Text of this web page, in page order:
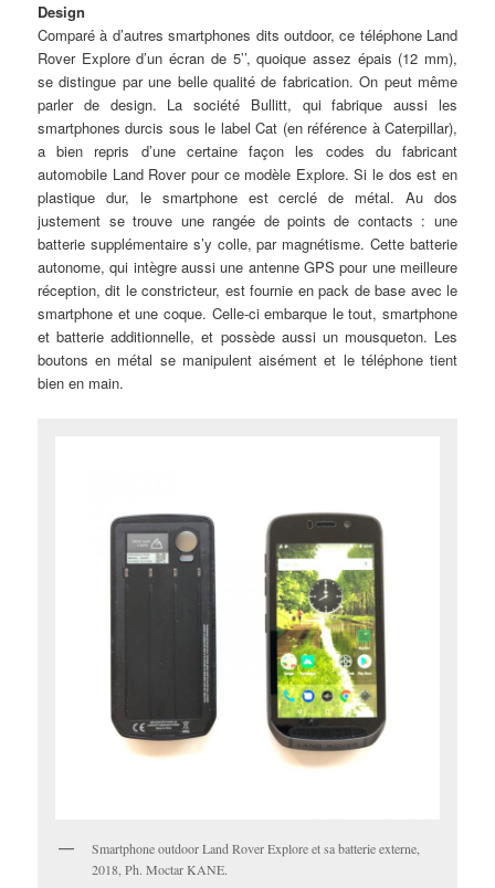
Design
Comparé à d’autres smartphones dits outdoor, ce téléphone Land
Rover Explore d’un écran de 5’’, quoique assez épais (12 mm),
se distingue par une belle qualité de fabrication. On peut même
parler de design. La société Bullitt, qui fabrique aussi les
smartphones durcis sous le label Cat (en référence à Caterpillar),
a bien repris d’une certaine façon les codes du fabricant
automobile Land Rover pour ce modèle Explore. Si le dos est en
plastique dur, le smartphone est cerclé de métal. Au dos
justement se trouve une rangée de points de contacts : une
batterie supplémentaire s’y colle, par magnétisme. Cette batterie
autonome, qui intègre aussi une antenne GPS pour une meilleure
réception, dit le constricteur, est fournie en pack de base avec le
smartphone et une coque. Celle-ci embarque le tout, smartphone
et batterie additionnelle, et possède aussi un mousqueton. Les
boutons en métal se manipulent aisément et le téléphone tient
bien en main.
Smartphone outdoor Land Rover Explore et sa batterie externe,
2018, Ph. Moctar KANE.